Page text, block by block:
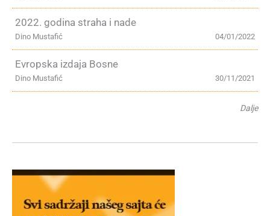
2022. godina straha i nade
04/01/2022
Dino Mustafić
Evropska izdaja Bosne
30/11/2021
Dino Mustafić
Dalje